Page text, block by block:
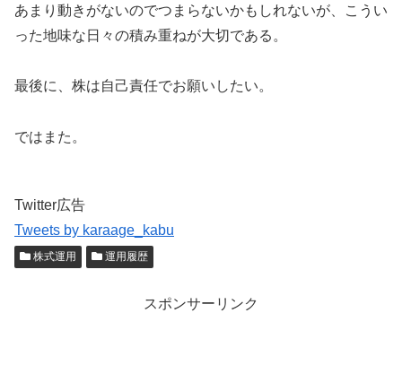
あまり動きがないのでつまらないかもしれないが、こうい
った地味な日々の積み重ねが大切である。
最後に、株は自己責任でお願いしたい。
ではまた。
Twitter広告
Tweets by karaage_kabu
株式運用 運用履歴
スポンサーリンク